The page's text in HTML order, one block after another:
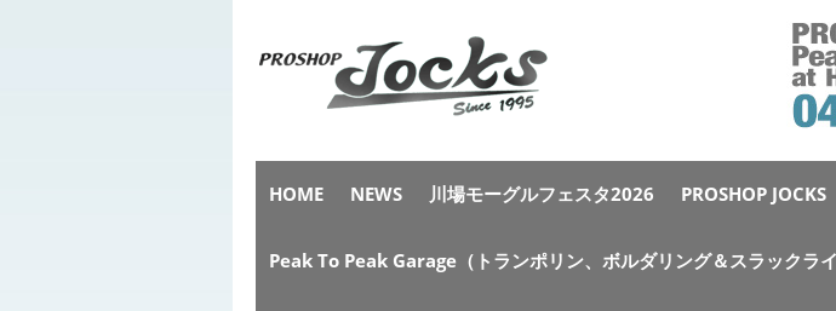
HOME NEWS 川場モーグルフェスタ2026 PROSHOP
Peak To Peak Garage（トランポリン、ボルダリング＆スラックライ